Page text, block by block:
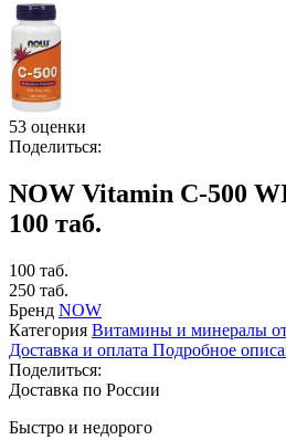
53 оценки
Поделиться:
NOW Vitamin C-500
100 таб.
100 таб.
250 таб.
Бренд NOW
Категория Витамины и минералы
Доставка и оплата Подробное
Поделиться:
Доставка по России
Быстро и недорого